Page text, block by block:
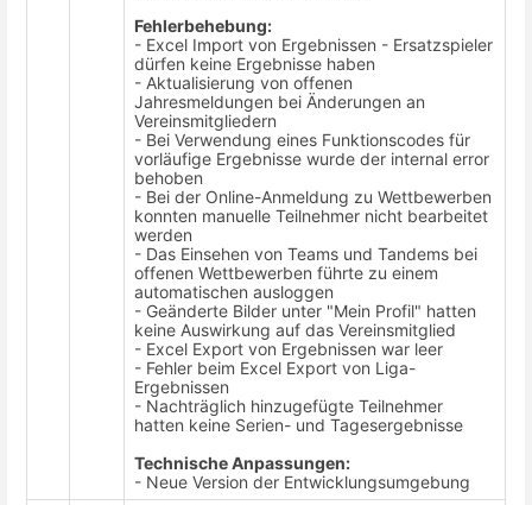
Fehlerbehebung:
- Excel Import von Ergebnissen - Ersatzspieler
dürfen keine Ergebnisse haben
- Aktualisierung von offenen
Jahresmeldungen bei Änderungen an
Vereinsmitgliedern
- Bei Verwendung eines Funktionscodes für
vorläufige Ergebnisse wurde der internal error
behoben
- Bei der Online-Anmeldung zu Wettbewerben
konnten manuelle Teilnehmer nicht bearbeitet
werden
- Das Einsehen von Teams und Tandems bei
offenen Wettbewerben führte zu einem
automatischen ausloggen
- Geänderte Bilder unter "Mein Profil" hatten
keine Auswirkung auf das Vereinsmitglied
- Excel Export von Ergebnissen war leer
- Fehler beim Excel Export von Liga-
Ergebnissen
- Nachträglich hinzugefügte Teilnehmer
hatten keine Serien- und Tagesergebnisse
Technische Anpassungen:
- Neue Version der Entwicklungsumgebung